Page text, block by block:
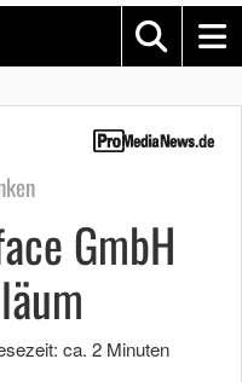
GmbH
ca. 2 Minuten